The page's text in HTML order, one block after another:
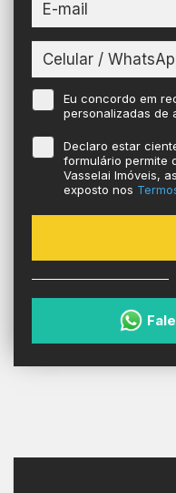
Eu concordo em
personalizadas de
Declaro estar
formulário permite
Vasselai Imóveis,
exposto nos